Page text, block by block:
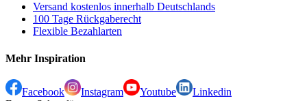
Versand kostenlos innerhalb Deutschlands
100 Tage Rückgaberecht
Flexible Bezahlarten
Mehr Inspiration
Facebook Instagram Youtube
Linkedin